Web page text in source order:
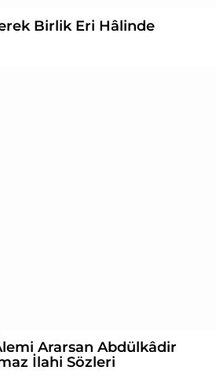
Birlik Eri Hâlinde
Ararsan Abdülkâdir
İlahi Sözleri